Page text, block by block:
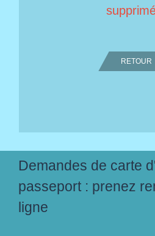
RETOUR
Demandes de carte
passeport : prenez
ligne